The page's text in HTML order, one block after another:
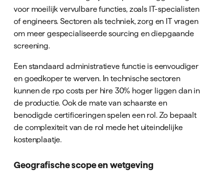
voor moeilijk vervulbare functies, zoals IT-specialisten
of engineers. Sectoren als techniek, zorg en IT vragen
om meer gespecialiseerde sourcing en diepgaande
screening.
Een standaard administratieve functie is eenvoudiger
en goedkoper te werven. In technische sectoren
kunnen de rpo costs per hire 30% hoger liggen dan in
de productie. Ook de mate van schaarste en
benodigde certificeringen spelen een rol. Zo bepaalt
de complexiteit van de rol mede het uiteindelijke
kostenplaatje.
Geografische scope en wetgeving